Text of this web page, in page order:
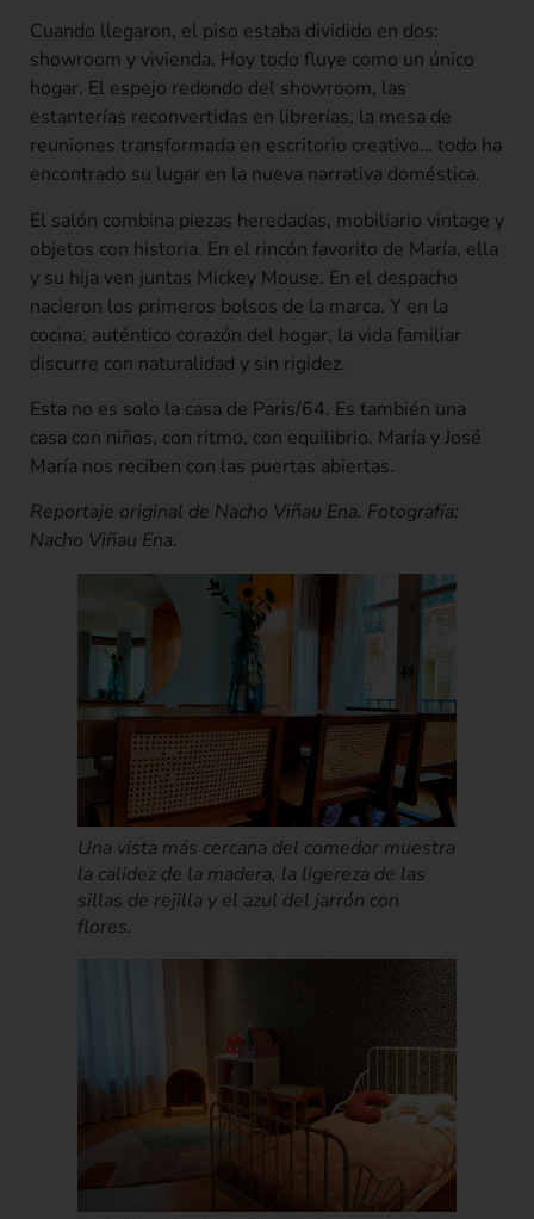
Cuando llegaron, el piso estaba dividido en dos:
showroom y vivienda. Hoy todo fluye como un único
hogar. El espejo redondo del showroom, las
estanterías reconvertidas en librerías, la mesa de
reuniones transformada en escritorio creativo… todo ha
encontrado su lugar en la nueva narrativa doméstica.
El salón combina piezas heredadas, mobiliario vintage y
objetos con historia. En el rincón favorito de María, ella
y su hija ven juntas Mickey Mouse. En el despacho
nacieron los primeros bolsos de la marca. Y en la
cocina, auténtico corazón del hogar, la vida familiar
discurre con naturalidad y sin rigidez.
Esta no es solo la casa de Paris/64. Es también una
casa con niños, con ritmo, con equilibrio. María y José
María nos reciben con las puertas abiertas.
Reportaje original de Nacho Viñau Ena. Fotografía:
Nacho Viñau Ena.
Una vista más cercana del comedor muestra
la calidez de la madera, la ligereza de las
sillas de rejilla y el azul del jarrón con
flores.